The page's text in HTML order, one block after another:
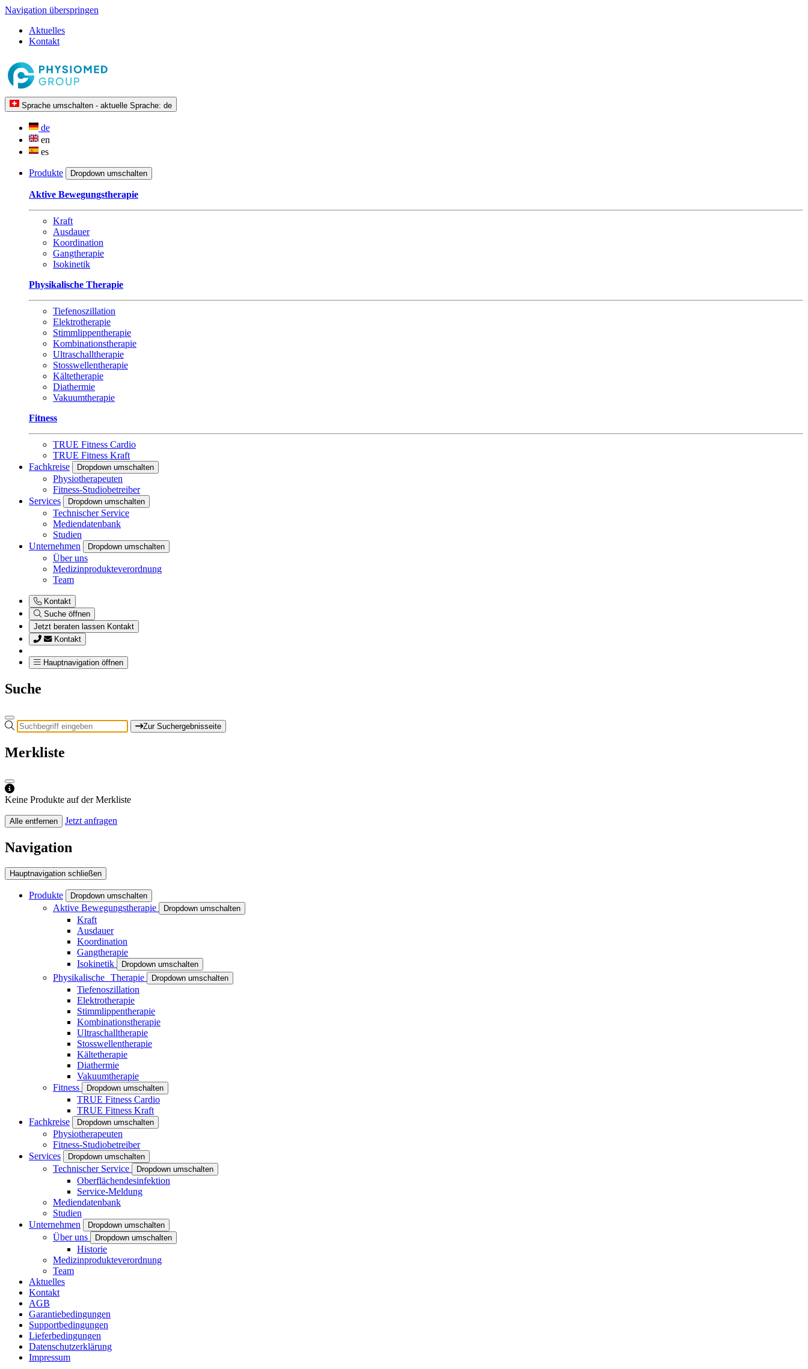
Navigation überspringen
Aktuelles
Kontakt
Sprache umschalten - aktuelle Sprache: de
de
en
es
Produkte Dropdown umschalten
Aktive Bewegungstherapie
Kraft
Ausdauer
Koordination
Gangtherapie
Isokinetik
Physikalische Therapie
Tiefenoszillation
Elektrotherapie
Stimmlippentherapie
Kombinationstherapie
Ultraschalltherapie
Stosswellentherapie
Kältetherapie
Diathermie
Vakuumtherapie
Fitness
TRUE Fitness Cardio
TRUE Fitness Kraft
Fachkreise
Dropdown umschalten
Physiotherapeuten
Fitness-Studiobetreiber
Services
Dropdown umschalten
Technischer Service
Mediendatenbank
Studien
Unternehmen
Dropdown umschalten
Über uns
Medizinprodukteverordnung
Team
Kontakt
Suche öffnen
Jetzt beraten lassen Kontakt
Kontakt
Hauptnavigation öffnen
Suche
Zur Suchergebnisseite
Merkliste
Keine Produkte auf der Merkliste
Alle entfernen Jetzt anfragen
Navigation
Hauptnavigation schließen
Produkte Dropdown umschalten
Aktive Bewegungstherapie Dropdown umschalten
Kraft
Ausdauer
Koordination
Gangtherapie
Isokinetik
Dropdown umschalten
Physikalische Therapie Dropdown umschalten
Tiefenoszillation
Elektrotherapie
Stimmlippentherapie
Kombinationstherapie
Ultraschalltherapie
Stosswellentherapie
Kältetherapie
Diathermie
Vakuumtherapie
Fitness
Dropdown umschalten
TRUE Fitness Cardio
TRUE Fitness Kraft
Fachkreise
Dropdown umschalten
Physiotherapeuten
Fitness-Studiobetreiber
Services
Dropdown umschalten
Technischer Service Dropdown umschalten
Oberflächendesinfektion
Service-Meldung
Mediendatenbank
Studien
Unternehmen
Dropdown umschalten
Über uns Dropdown umschalten
Historie
Medizinprodukteverordnung
Team
Aktuelles
Kontakt
AGB
Garantiebedingungen
Supportbedingungen
Lieferbedingungen
Datenschutzerklärung
Impressum